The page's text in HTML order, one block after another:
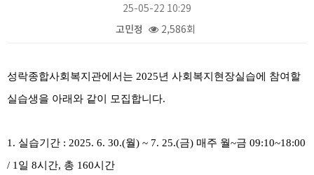
25-05-22 10:29
고민정
2,586회
성락종합사회복지관에서는 2025년 사회복지현장실습에 참여할
실습생을 아래와 같이 모집합니다.
1. 실습기간 : 2025. 6. 30.(월) ~ 7. 25.(금) 매주 월~금 09:10~18:00
/ 1 일 8시간, 총 160시간